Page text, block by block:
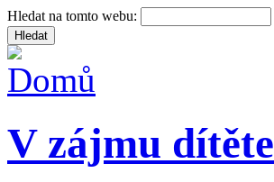
Hledat na tomto webu:
V zájmu dítěte